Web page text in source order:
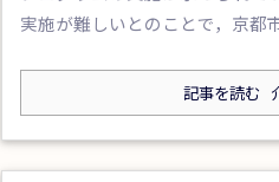
実施が難しいとのことで，京都
記事を読む